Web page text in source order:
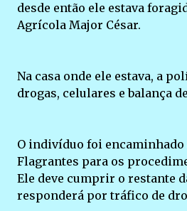
desde então ele estava
Agrícola Major César.
Na casa onde ele estava, a
drogas, celulares e balança
O indivíduo foi encaminhado
Flagrantes para os
Ele deve cumprir o restante
responderá por tráfico de